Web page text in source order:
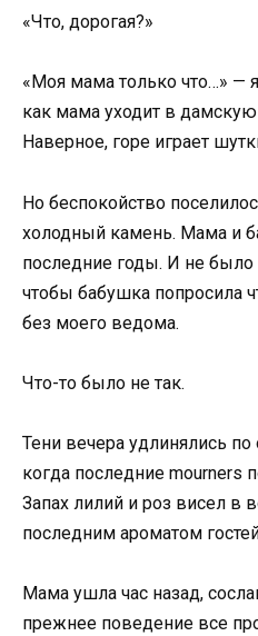
«Что, дорогая?»
«Моя мама только что…» —
как мама уходит в дамскую
Наверное, горе играет
Но беспокойство
холодный камень. Мама и
последние годы. И не
чтобы бабушка попросила
без моего ведома.
Что-то было не так.
Тени вечера удлинялись по
когда последние mourners
Запах лилий и роз висел в
последним ароматом
Мама ушла час назад,
прежнее поведение все